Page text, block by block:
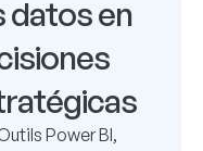
datos en
Power BI,